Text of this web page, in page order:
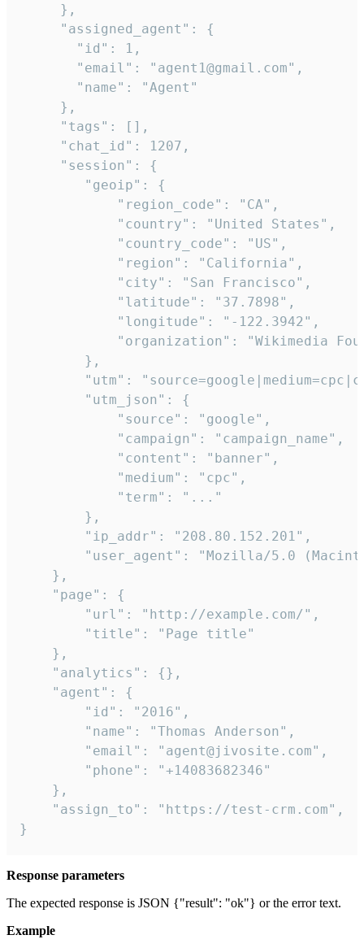
     },
     "assigned_agent": {
       "id": 1,
       "email": "agent1@gmail.com",
       "name": "Agent"
     },
     "tags": [],
     "chat_id": 1207,
     "session": {
        "geoip": {
            "region_code": "CA",
            "country": "United States",
            "country_code": "US",
            "region": "California",
            "city": "San Francisco",
            "latitude": "37.7898",
            "longitude": "-122.3942",
"organization": "Wikimedia
        },
"utm":
        "utm_json": {
            "source": "google",
            "campaign": "campaign_name",
            "content": "banner",
            "medium": "cpc",
            "term": "..."
        },
        "ip_addr": "208.80.152.201",
"user_agent": "Mozilla/5.0
    },
    "page": {
        "url": "http://example.com/",
        "title": "Page title"
    },
    "analytics": {},
    "agent": {
        "id": "2016",
        "name": "Thomas Anderson",
        "email": "agent@jivosite.com",
        "phone": "+14083682346"
    },
    "assign_to": "https://test-crm.com",
}
Response parameters
The expected response is JSON {"result": "ok"} or the error text.
Example